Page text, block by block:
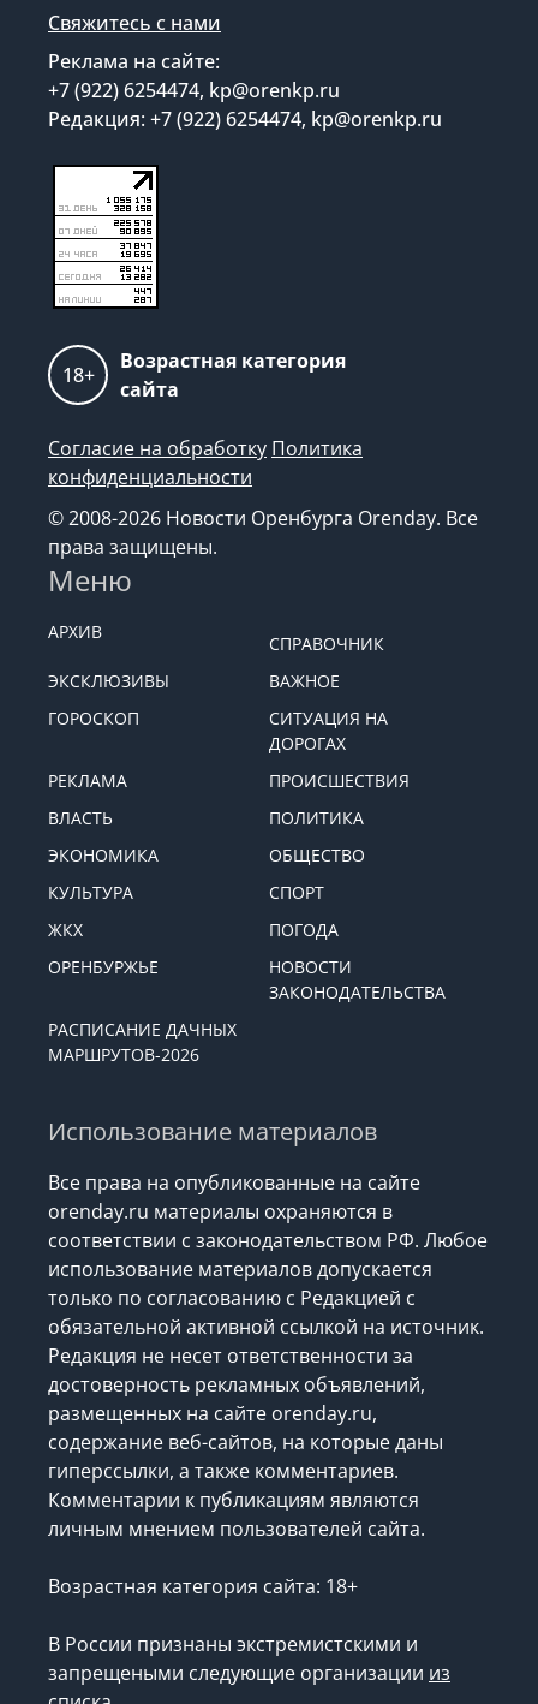
Свяжитесь с нами
Реклама на сайте:
+7 (922) 6254474, kp@orenkp.ru
Редакция: +7 (922) 6254474, kp@orenkp.ru
18+
Возрастная категория
сайта
Согласие на обработку Политика
конфиденциальности
© 2008-2026 Новости Оренбурга Orenday. Все
права защищены.
Меню
АРХИВ
СПРАВОЧНИК
ЭКСКЛЮЗИВЫ
ВАЖНОЕ
ГОРОСКОП
СИТУАЦИЯ НА
ДОРОГАХ
РЕКЛАМА
ПРОИСШЕСТВИЯ
ВЛАСТЬ
ПОЛИТИКА
ЭКОНОМИКА
ОБЩЕСТВО
КУЛЬТУРА
СПОРТ
ЖКХ
ПОГОДА
ОРЕНБУРЖЬЕ
НОВОСТИ
ЗАКОНОДАТЕЛЬСТВА
РАСПИСАНИЕ ДАЧНЫХ
МАРШРУТОВ-2026
Использование материалов
Все права на опубликованные на сайте
orenday.ru материалы охраняются в
соответствии с законодательством РФ. Любое
использование материалов допускается
только по согласованию с Редакцией с
обязательной активной ссылкой на источник.
Редакция не несет ответственности за
достоверность рекламных объявлений,
размещенных на сайте orenday.ru,
содержание веб-сайтов, на которые даны
гиперссылки, а также комментариев.
Комментарии к публикациям являются
личным мнением пользователей сайта.
Возрастная категория сайта: 18+
В России признаны экстремистскими и
запрещеными следующие организации из